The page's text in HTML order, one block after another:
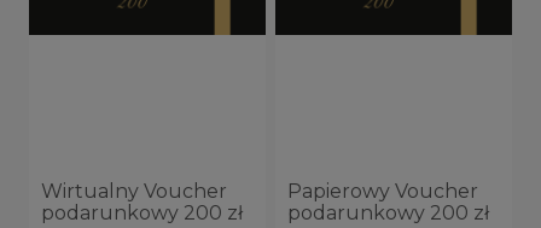
Wirtualny Voucher
podarunkowy 200 zł
Papierowy Voucher
podarunkowy 200 zł